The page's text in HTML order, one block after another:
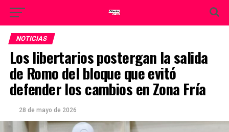
NOTICIAS
Los libertarios postergan la salida
de Romo del bloque que evitó
defender los cambios en Zona Fría
28 de mayo de 2026